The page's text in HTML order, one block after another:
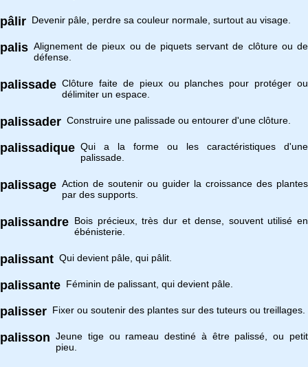
pâlir Devenir pâle, perdre sa couleur normale, surtout au visage.
palis Alignement de pieux ou de piquets servant de clôture ou de
défense.
palissade Clôture faite de pieux ou planches pour protéger ou
délimiter un espace.
palissader Construire une palissade ou entourer d'une clôture.
palissadique Qui a la forme ou les caractéristiques d'une
palissade.
palissage Action de soutenir ou guider la croissance des plantes
par des supports.
palissandre Bois précieux, très dur et dense, souvent utilisé en
ébénisterie.
palissant Qui devient pâle, qui pâlit.
palissante Féminin de palissant, qui devient pâle.
palisser Fixer ou soutenir des plantes sur des tuteurs ou treillages.
palisson Jeune tige ou rameau destiné à être palissé, ou petit
pieu.